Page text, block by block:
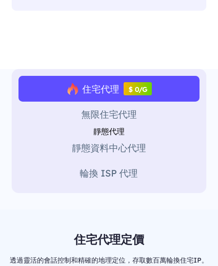
住宅代理 $ 0/G
無限住宅代理
靜態代理
靜態資料中心代理
輪換 ISP 代理
住宅代理定價
透過靈活的會話控制和精確的地理定位，存取數百萬輪換住宅IP。